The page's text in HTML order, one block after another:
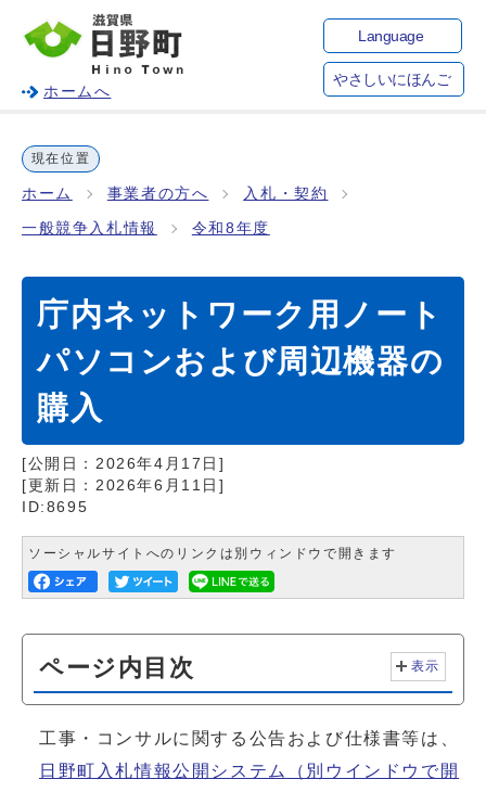
ホームへ
Language
やさしいにほんご
現在位置
ホーム 事業者の方へ 入札・契約
一般競争入札情報 令和8年度
庁内ネットワーク用ノート
パソコンおよび周辺機器の
購入
[公開日： 2026年4月17日 ]
[更新日： 2026年6月11日 ]
ID:8695
ソーシャルサイトへのリンクは別ウィンドウで開きます
ページ内目次 表示
工事・コンサルに関する公告および仕様書等は、
日野町入札情報公開システム（別ウインドウで開